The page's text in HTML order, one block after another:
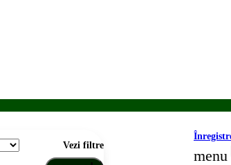
menu
Vezi filtre